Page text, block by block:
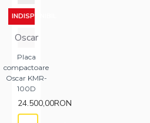
INDISPONIBIL
Oscar
Placa
compactoare
Oscar KMR-
100D
24.500,00RON